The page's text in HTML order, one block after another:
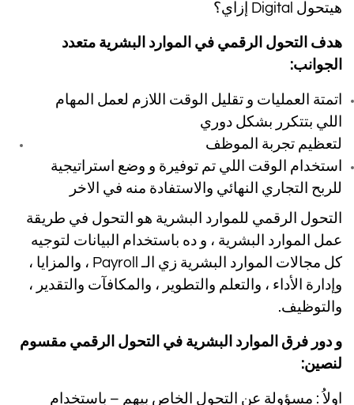
هيتحول Digital إزاي؟
هدف التحول الرقمي في الموارد البشرية متعدد
الجوانب:
اتمتة العمليات و تقليل الوقت اللازم لعمل المهام
اللي بتتكرر بشكل دوري
لتعظيم تجربة الموظف
استخدام الوقت اللي تم توفيرة و وضع استراتيجية
للربح التجاري النهائي والاستفادة منه في الاخر
التحول الرقمي للموارد البشرية هو التحول في طريقة
عمل الموارد البشرية ، و ده باستخدام البيانات لتوجيه
كل مجالات الموارد البشرية زي الـ Payroll ، والمزايا ،
وإدارة الأداء ، والتعلم والتطوير ، والمكافآت والتقدير ،
والتوظيف.
و دور فرق الموارد البشرية في التحول الرقمي مقسوم
لنصين:
اولاُ : مسؤولة عن التحول الخاص بيهم – باستخدام